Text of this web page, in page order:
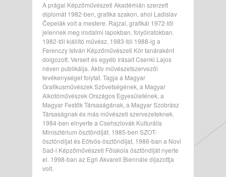
A prágai Képzőművészeti Akadémián szerzett
diplomát 1982-ben, grafika szakon, ahol Ladislav
Čepelák volt a mestere. Rajzai, grafikái 1972-től
jelennek meg irodalmi lapokban, folyóiratokban.
1982-től kiállító művész. 1983-tól 1988-ig a
Ferenczy István Képzőművészeti Kör tanáraként
dolgozott. Verseit és egyéb írásait Csenki Lajos
néven publikálja. Aktív művészetszervezői
tevékenységet folytat. Tagja a Magyar
Grafikusművészek Szövetségének, a Magyar
Alkotóművészek Országos Egyesületének, a
Magyar Festők Társaságának, a Magyar Szobrász
Társaságnak és más művészeti szervezeteknek.
1984-ben elnyerte a Csehszlovák Kulturális
Minisztérium ösztöndíját. 1985-ben SZOT-
ösztöndíjat és Eötvös-ösztöndíjat, 1986-ban a Novi
Sad-i Képzőművészeti Főiskola ösztöndíját nyerte
el. 1998-ban az Egri Akvarell Biennále díjazottja
volt.